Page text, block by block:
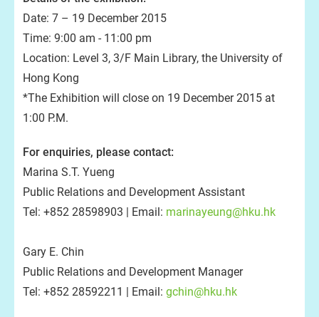
Date: 7 – 19 December 2015
Time: 9:00 am - 11:00 pm
Location: Level 3, 3/F Main Library, the University of
Hong Kong
*The Exhibition will close on 19 December 2015 at
1:00 P.M.
For enquiries, please contact:
Marina S.T. Yueng
Public Relations and Development Assistant
Tel: +852 28598903 | Email: marinayeung@hku.hk
Gary E. Chin
Public Relations and Development Manager
Tel: +852 28592211 | Email: gchin@hku.hk